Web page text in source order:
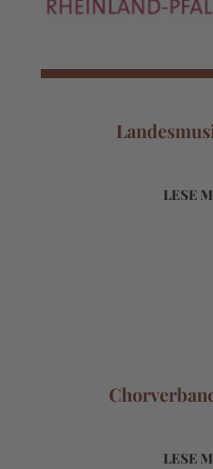
LESE
LESE